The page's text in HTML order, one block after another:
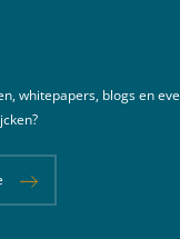
whitepapers, blogs en